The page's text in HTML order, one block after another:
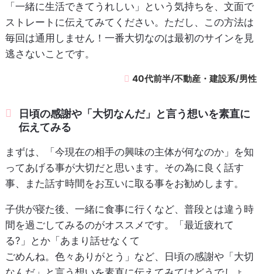
「一緒に生活できてうれしい」という気持ちを、文面で
ストレートに伝えてみてください。ただし、この方法は
毎回は通用しません！一番大切なのは最初のサインを見
逃さないことです。
40代前半/不動産・建設系/男性
日頃の感謝や「大切なんだ」と言う想いを素直に
伝えてみる
まずは、「今現在の相手の興味の主体が何なのか」を知
ってあげる事が大切だと思います。その為に良く話す
事、また話す時間をお互いに取る事をお勧めします。
子供が寝た後、一緒に食事に行くなど、普段とは違う時
間を過ごしてみるのがオススメです。「最近疲れて
る?」とか「あまり話せなくて
ごめんね。色々ありがとう」など、日頃の感謝や「大切